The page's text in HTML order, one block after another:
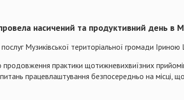
насичений та продуктивний день в
Музиківської територіальної громади
практики щотижневихвиїзних
працевлаштування безпосередньо на місці,